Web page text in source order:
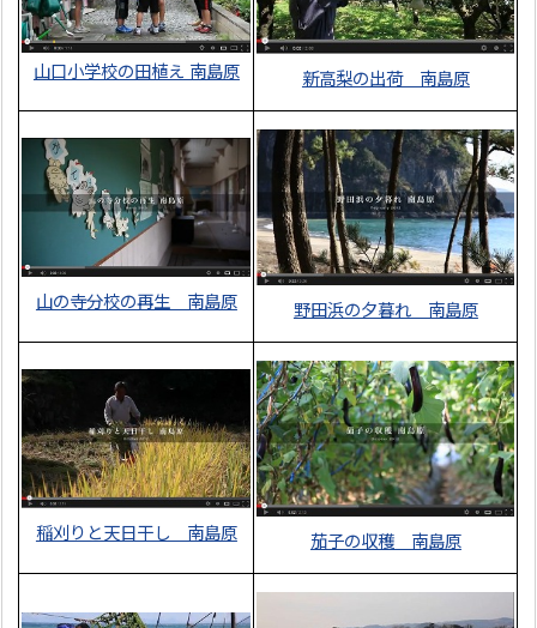
山口小学校の田植え 南島原 新高梨の出荷 南島原
山の寺分校の再生 南島原 野田浜の夕暮れ 南島原
稲刈りと天日干し 南島原 茄子の収穫 南島原